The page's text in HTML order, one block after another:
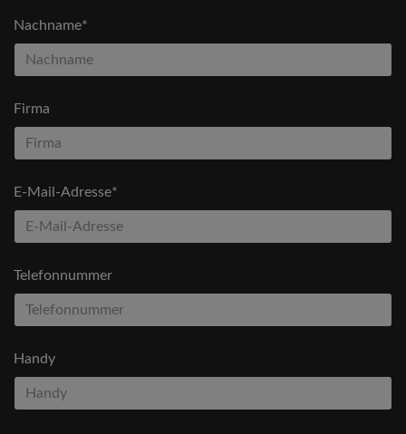
Nachname*
Firma
E-Mail-Adresse*
Telefonnummer
Handy